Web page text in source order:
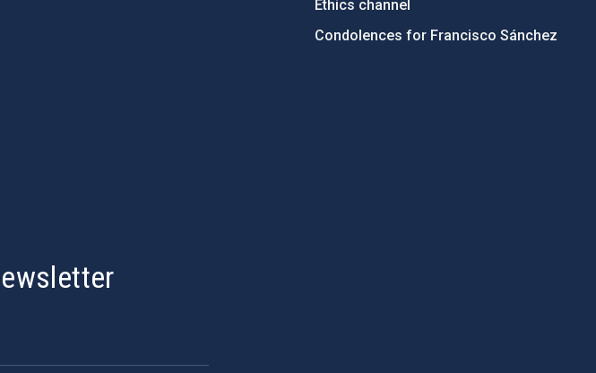
Ethics channel
Condolences for Francisco Sánchez